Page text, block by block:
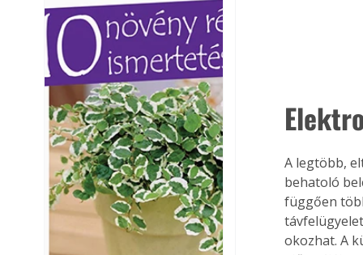
A legtöbb,
behatoló
függően
okozhat. A